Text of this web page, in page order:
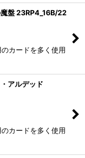
魔盤 23RP4_16B/22
カードを多く使用
アルデッド
カードを多く使用